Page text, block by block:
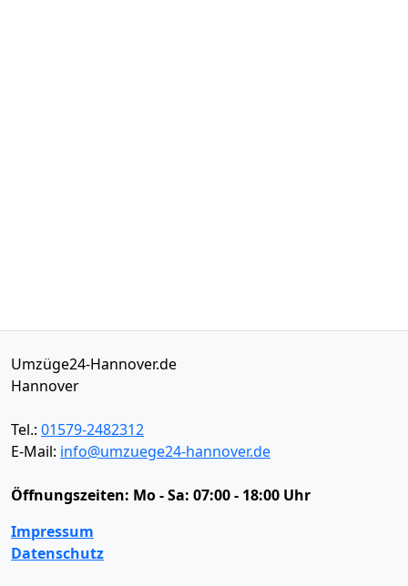
Umzüge24-Hannover.de
Hannover
Tel.: 01579-2482312
E-Mail: info@umzuege24-hannover.de
Öffnungszeiten: Mo - Sa: 07:00 - 18:00 Uhr
Impressum
Datenschutz